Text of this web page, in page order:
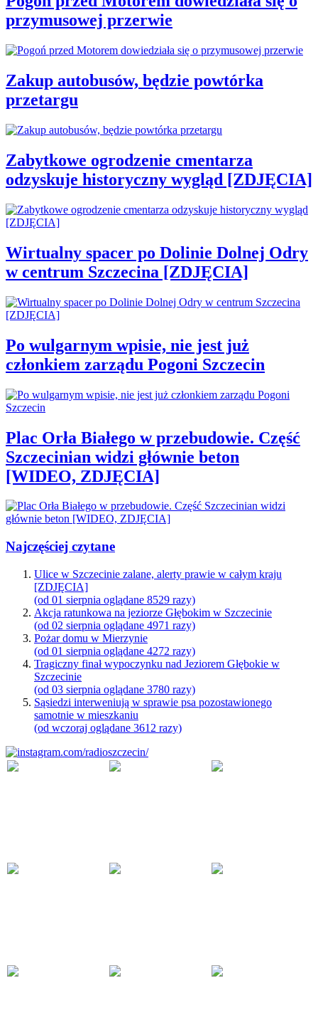
przymusowej przerwie
Zakup autobusów, będzie powtórka
przetargu
Zabytkowe ogrodzenie cmentarza
odzyskuje historyczny wygląd [ZDJĘCIA]
Wirtualny spacer po Dolinie Dolnej Odry
w centrum Szczecina [ZDJĘCIA]
Po wulgarnym wpisie, nie jest już
członkiem zarządu Pogoni Szczecin
Plac Orła Białego w przebudowie. Część
Szczecinian widzi głównie beton
[WIDEO, ZDJĘCIA]
Najczęściej czytane
Ulice w Szczecinie zalane, alerty prawie w całym kraju
[ZDJĘCIA]
(od 01 sierpnia oglądane 8529 razy)
Akcja ratunkowa na jeziorze Głębokim w Szczecinie
(od 02 sierpnia oglądane 4971 razy)
Pożar domu w Mierzynie
(od 01 sierpnia oglądane 4272 razy)
Tragiczny finał wypoczynku nad Jeziorem Głębokie w
Szczecinie
(od 03 sierpnia oglądane 3780 razy)
Sąsiedzi interweniują w sprawie psa pozostawionego
samotnie w mieszkaniu
(od wczoraj oglądane 3612 razy)